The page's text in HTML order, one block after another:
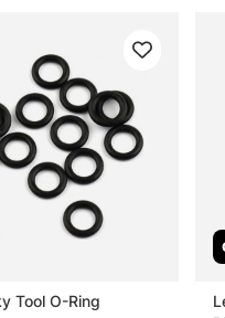
Tool O-Ring